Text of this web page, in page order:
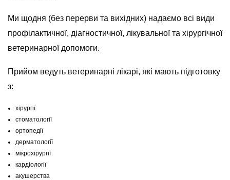
Ми щодня (без перерви та вихідних) надаємо всі види
профілактичної, діагностичної, лікувальної та хірургічної
ветеринарної допомоги.
Прийом ведуть ветеринарні лікарі, які мають підготовку
з:
хірургії
стоматології
ортопедії
дерматології
мікрохірургії
кардіології
акушерства